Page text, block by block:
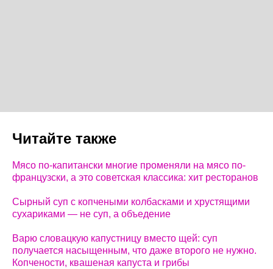
Читайте также
Мясо по-капитански многие променяли на мясо по-
французски, а это советская классика: хит ресторанов
Сырный суп с копчеными колбасками и хрустящими
сухариками — не суп, а объедение
Варю словацкую капустницу вместо щей: суп
получается насыщенным, что даже второго не нужно.
Копчености, квашеная капуста и грибы